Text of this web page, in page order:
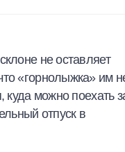
не оставляет
«горнолыжка» им
куда можно поехать
отпуск в